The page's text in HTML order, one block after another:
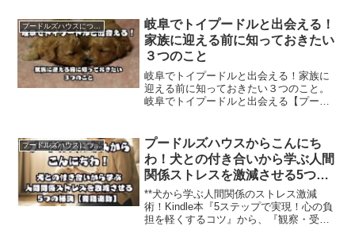
プードルズハウスについて
岐阜でトイプードルと出会える！
家族に迎える前に知っておきたい
３つのこと
岐阜でトイプードルと出会える！家族に
迎える前に知っておきたい３つのこと。
岐阜でトイプードルと出会える【プード
でトイプードルと出会える！家族に迎え
る前に知っておきたい３つのこと。
プードルズハウスについて
プードルズハウスからこんにち
わ！犬との付き合いから学ぶ人間
関係ストレスを激減させる5つの
秘訣【書籍連動】
**犬から学ぶ人間関係のストレス激減
術！Kindle本『5ステップで実現！心の負
担を軽くするコツ』から、『観察・受